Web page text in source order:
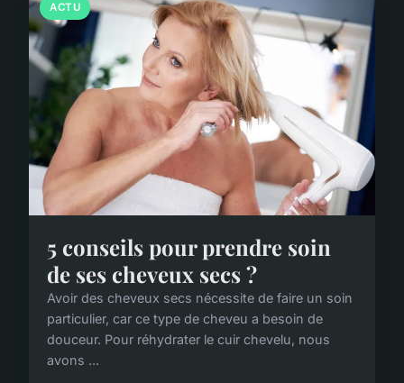
ACTU
5 conseils pour prendre soin
de ses cheveux secs ?
Avoir des cheveux secs nécessite de faire un soin
particulier, car ce type de cheveu a besoin de
douceur. Pour réhydrater le cuir chevelu, nous
avons ...